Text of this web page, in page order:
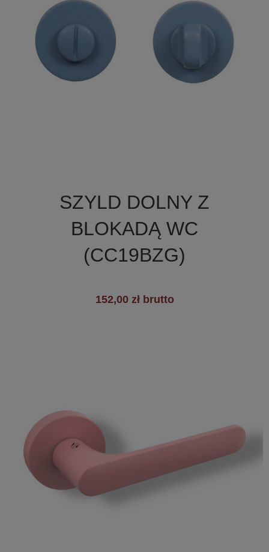
SZYLD DOLNY Z
BLOKADĄ WC
(CC19BZG)
152,00 zł brutto